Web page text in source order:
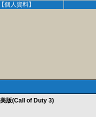
個人資料】
版(Call of Duty 3)